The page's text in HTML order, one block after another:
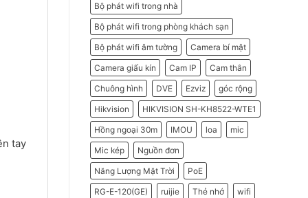
Bộ phát wifi trong nhà
Bộ phát wifi trong phòng khách sạn
Bộ phát wifi âm tường
Camera bí mật
Camera giấu kín
Cam IP
Cam thân
Chuông hình
DVE Ezviz
góc rộng
Hikvision
HIKVISION SH-KH8522-WTE1
Hồng ngoại 30m
IMOU loa
mic
Mic kép
Nguồn đơn
Năng Lượng Mặt Trời
PoE
RG-E-120(GE)
ruijie Thẻ nhớ
wifi
tay